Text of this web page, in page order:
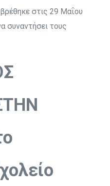
στις 29 Μαΐου
συναντήσει τους